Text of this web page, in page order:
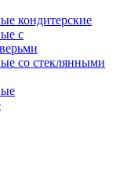
кондитерские
с
со стеклянными